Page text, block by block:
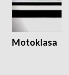
Motoklasa